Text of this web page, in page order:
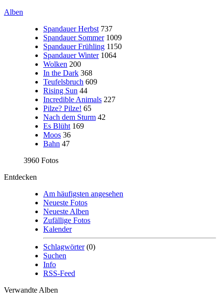
Alben
Spandauer Herbst 737
Spandauer Sommer 1009
Spandauer Frühling 1150
Spandauer Winter 1064
Wolken 200
In the Dark 368
Teufelsbruch 609
Rising Sun 44
Incredible Animals 227
Pilze? Pilze! 65
Nach dem Sturm 42
Es Blüht 169
Moos 36
Bahn 47
3960 Fotos
Entdecken
Am häufigsten angesehen
Neueste Fotos
Neueste Alben
Zufällige Fotos
Kalender
Schlagwörter(0)
Suchen
Info
RSS-Feed
Verwandte Alben